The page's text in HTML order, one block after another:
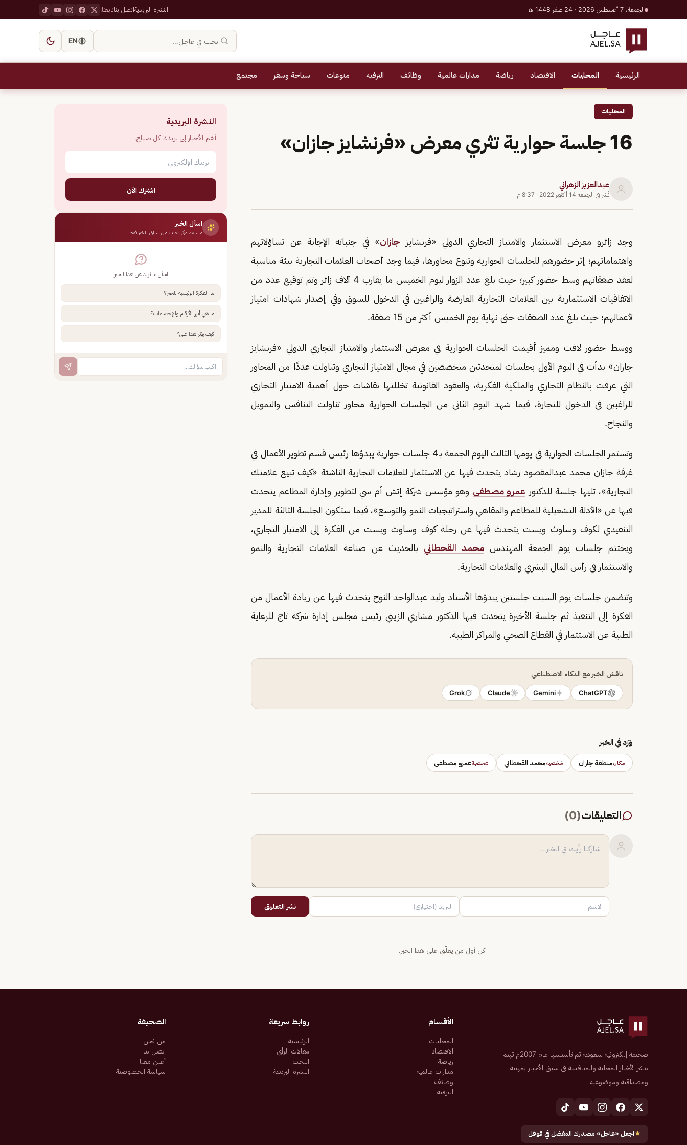
الجمعة، 7 أغسطس 2026 · 24 صفر 1448 هـ النشرة البريديةاتصل بناتابعنا:
ابحث في عاجل… EN
الرئيسية المحليات الاقتصاد رياضة مدارات عالمية وظائف الترفيه منوعات سياحة وسفر مجتمع
المحليات
16 جلسة حوارية تثري معرض «فرنشايز جازان»
عبدالعزيز الزهراني
نُشر في الجمعة 14 أكتوبر 2022 · 8:37 م
وجد زائرو معرض الاستثمار والامتياز التجاري الدولي «فرنشايز جازان» في جنباته الإجابة عن تساؤلاتهم
واهتماماتهم؛ إثر حضورهم للجلسات الحوارية وتنوع محاورها، فيما وجد أصحاب العلامات التجارية بيئة مناسبة
لعقد صفقاتهم وسط حضور كبير؛ حيث بلغ عدد الزوار ليوم الخميس ما يقارب 4 آلاف زائر وتم توقيع عدد من
الاتفاقيات الاستثمارية بين العلامات التجارية العارضة والراغبين في الدخول للسوق وفي إصدار شهادات امتياز
لأعمالهم؛ حيث بلغ عدد الصفقات حتى نهاية يوم الخميس أكثر من 15 صفقة.
ووسط حضور لافت ومميز أقيمت الجلسات الحوارية في معرض الاستثمار والامتياز التجاري الدولي «فرنشايز
جازان» بدأت في اليوم الأول بجلسات لمتحدثين متخصصين في مجال الامتياز التجاري وتناولت عددًا من المحاور
التي عرفت بالنظام التجاري والملكية الفكرية، والعقود القانونية تخللتها نقاشات حول أهمية الامتياز التجاري
للراغبين في الدخول للتجارة، فيما شهد اليوم الثاني من الجلسات الحوارية محاور تناولت التنافس والتمويل
والنجاح.
وتستمر الجلسات الحوارية في يومها الثالث اليوم الجمعة بـ4 جلسات حوارية يبدؤها رئيس قسم تطوير الأعمال في
غرفة جازان محمد عبدالمقصود رشاد يتحدث فيها عن الاستثمار للعلامات التجارية الناشئة «كيف تبيع علامتك
التجارية»، تليها جلسة للدكتور عمرو مصطفى وهو مؤسس شركة إتش أم سي لتطوير وإدارة المطاعم يتحدث
فيها عن «الأدلة التشغيلية للمطاعم والمقاهي واستراتيجيات النمو والتوسع»، فيما ستكون الجلسة الثالثة للمدير
التنفيذي لكوف وساوث ويست يتحدث فيها عن رحلة كوف وساوث ويست من الفكرة إلى الامتياز التجاري،
ويختتم جلسات يوم الجمعة المهندس محمد القحطاني بالحديث عن صناعة العلامات التجارية والنمو
والاستثمار في رأس المال البشري والعلامات التجارية.
وتتضمن جلسات يوم السبت جلستين يبدؤها الأستاذ وليد عبدالواحد النوح يتحدث فيها عن ريادة الأعمال من
الفكرة إلى التنفيذ ثم جلسة الأخيرة يتحدث فيها الدكتور مشاري الزيني رئيس مجلس إدارة شركة تاج للرعاية
الطبية عن الاستثمار في القطاع الصحي والمراكز الطبية.
ناقش الخبر مع الذكاء الاصطناعي
ChatGPT
Gemini
Claude
Grok
وَرَد في الخبر
مكانمنطقة جازان شخصيةمحمد القحطاني شخصيةعمرو مصطفى
التعليقات(
0
)
نشر التعليق
كن أول من يعلّق على هذا الخبر.
النشرة البريدية
أهم الأخبار إلى بريدك كل صباح.
اشترك الآن
اسأل الخبر
مساعد ذكي يجيب من سياق الخبر فقط
اسأل ما تريد عن هذا الخبر
ما الفكرة الرئيسية للخبر؟
ما هي أبرز الأرقام والإحصاءات؟
كيف يؤثر هذا علي؟
صحيفة إلكترونية سعودية تم تأسيسها عام 2007م تهتم
بنشر الأخبار المحلية والمنافسة في سبق الأخبار بمهنية
ومصداقية وموضوعية
★اجعل «عاجل» مصدرك المفضل في قوقل
الأقسام
المحليات
الاقتصاد
رياضة
مدارات عالمية
وظائف
الترفيه
روابط سريعة
الرئيسية
مقالات الرأي
البحث
النشرة البريدية
الصحيفة
من نحن
اتصل بنا
أعلن معنا
سياسة الخصوصية